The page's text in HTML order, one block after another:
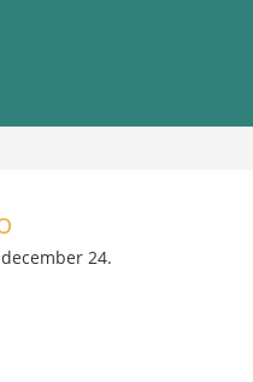
24.